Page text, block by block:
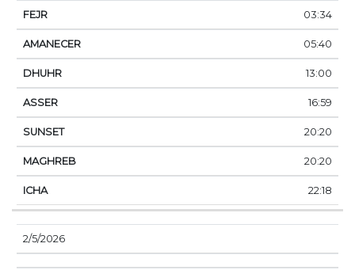
03:34
05:40
13:00
16:59
20:20
20:20
22:18
2/5/2026